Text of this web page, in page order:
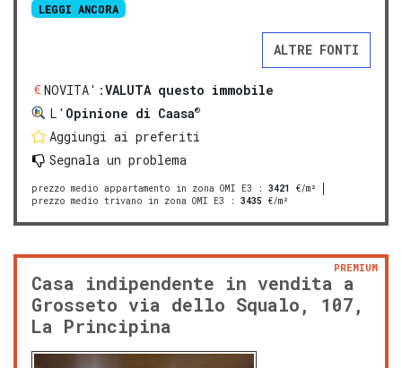
LEGGI ANCORA
ALTRE FONTI
NOVITA':VALUTA questo immobile
L' Opinione di Caasa®
Aggiungi ai preferiti
Segnala un problema
prezzo medio appartamento in zona OMI E3 : 3421
€/m²
prezzo medio trivano in zona OMI E3 : 3435 €/m²
Casa indipendente in vendita a
Grosseto via dello Squalo, 107,
La Principina
PREMIUM